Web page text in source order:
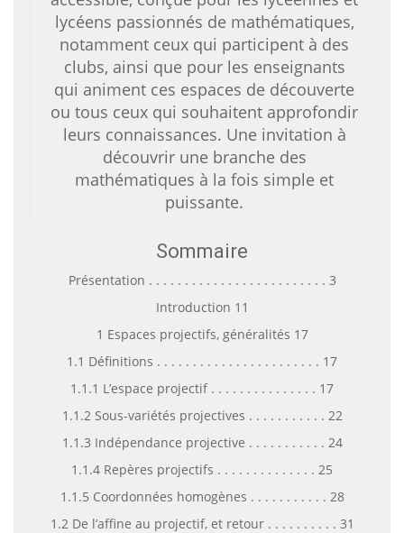
lycéens passionnés de mathématiques,
notamment ceux qui participent à des
clubs, ainsi que pour les enseignants
qui animent ces espaces de découverte
ou tous ceux qui souhaitent approfondir
leurs connaissances. Une invitation à
découvrir une branche des
mathématiques à la fois simple et
puissante.
Sommaire
Présentation . . . . . . . . . . . . . . . . . . . . . . . . . 3
Introduction 11
1 Espaces projectifs, généralités 17
1.1 Définitions . . . . . . . . . . . . . . . . . . . . . . . 17
1.1.1 L’espace projectif . . . . . . . . . . . . . . . 17
1.1.2 Sous-variétés projectives . . . . . . . . . . . 22
1.1.3 Indépendance projective . . . . . . . . . . . 24
1.1.4 Repères projectifs . . . . . . . . . . . . . . 25
1.1.5 Coordonnées homogènes . . . . . . . . . . . 28
1.2 De l’affine au projectif, et retour . . . . . . . . . . 31